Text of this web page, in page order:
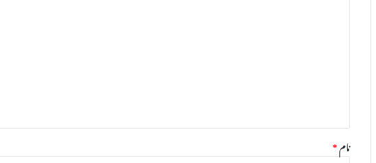
نام*